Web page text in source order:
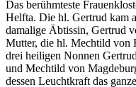
Das berühmteste
Helfta. Die hl. Gertrud kam
damalige Äbtissin, Gertrud
Mutter, die hl. Mechtild von
drei heiligen Nonnen
und Mechtild von
dessen Leuchtkraft das